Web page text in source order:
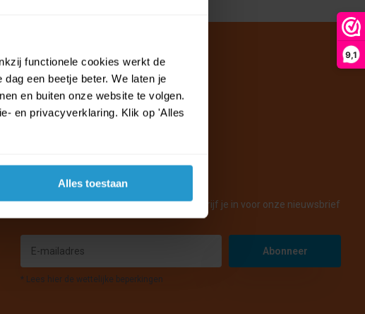
functionele cookies werkt de
een beetje beter. We laten je
en buiten onze website te volgen.
en privacyverklaring. Klik op 'Alles
Alles toestaan
9,1
Mis geen nieuws, acties en voordelen! Schrijf je in voor onze nieuwsbrief
Abonneer
* Lees hier de wettelijke beperkingen